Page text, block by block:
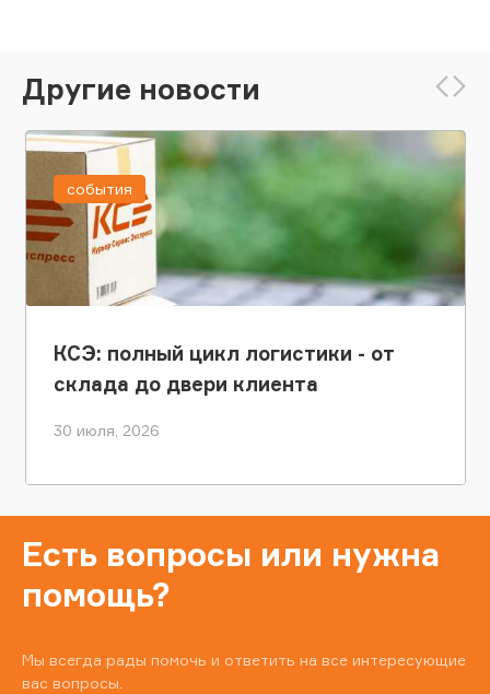
Другие новости
КСЭ: полный цикл логистики - от
склада до двери клиента
30 июля, 2026
события
Есть вопросы или нужна
помощь?
Мы всегда рады помочь и ответить на все интересующие
вас вопросы.